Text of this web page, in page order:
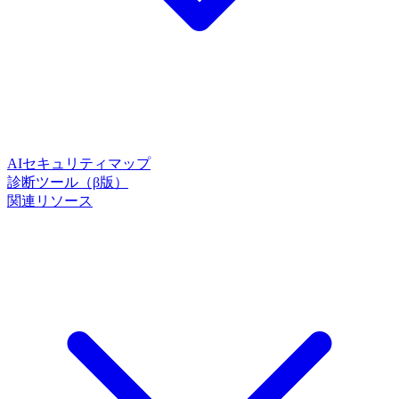
AIセキュリティマップ
診断ツール（β版）
関連リソース